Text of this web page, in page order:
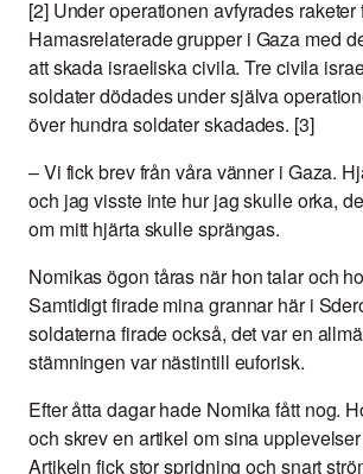
[2] Under operationen avfyrades raketer
Hamasrelaterade grupper i Gaza med
att skada israeliska civila. Tre civila
soldater dödades under själva
över hundra soldater skadades. [3]
–Vi fick brev från våra vänner i Gaza.
och jag visste inte hur jag skulle orka,
om mitt hjärta skulle sprängas.
Nomikas ögon tåras när hon talar och
Samtidigt firade mina grannar här i
soldaterna firade också, det var en
stämningen var nästintill euforisk.
Efter åtta dagar hade Nomika fått nog.
och skrev en artikel om sina
Artikeln fick stor spridning och snart